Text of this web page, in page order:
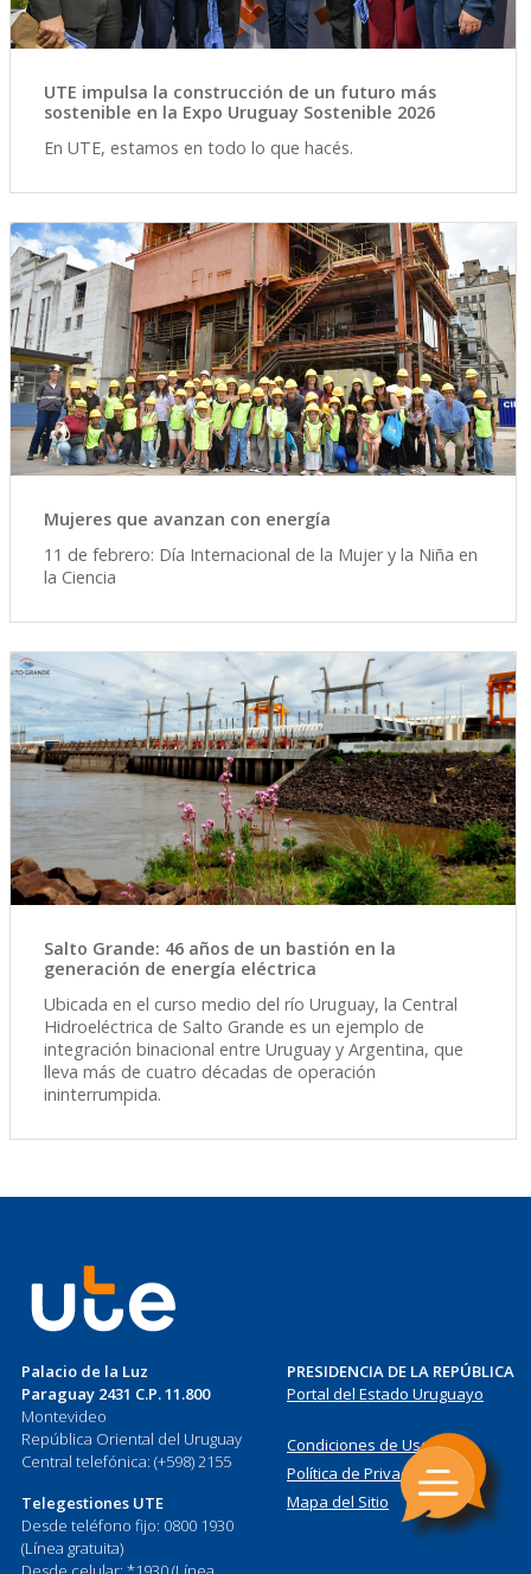
UTE impulsa la construcción de un futuro más
sostenible en la Expo Uruguay Sostenible 2026
En UTE, estamos en todo lo que hacés.
Mujeres que avanzan con energía
11 de febrero: Día Internacional de la Mujer y la Niña en
la Ciencia
Salto Grande: 46 años de un bastión en la
generación de energía eléctrica
Ubicada en el curso medio del río Uruguay, la Central
Hidroeléctrica de Salto Grande es un ejemplo de
integración binacional entre Uruguay y Argentina, que
lleva más de cuatro décadas de operación
ininterrumpida.
Palacio de la Luz
Paraguay 2431 C.P. 11.800
Montevideo
República Oriental del Uruguay
Central telefónica: (+598) 2155
Telegestiones UTE
Desde teléfono fijo: 0800 1930
(Línea gratuita)
PRESIDENCIA DE LA REPÚBLICA
Portal del Estado Uruguayo
Condiciones de Uso
Política de Privacidad
Mapa del Sitio